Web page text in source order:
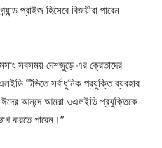
প্রাইজ হিসেবে বিজয়ীরা পাবেন
সবসময় দেশজুড়ে এর ক্রেতাদের
টিভিতে সর্বাধুনিক প্রযুক্তি ব্যবহার
ঈদের আনন্দে আমরা ওএলইডি প্রযুক্তিকে
করতে পারেন।”